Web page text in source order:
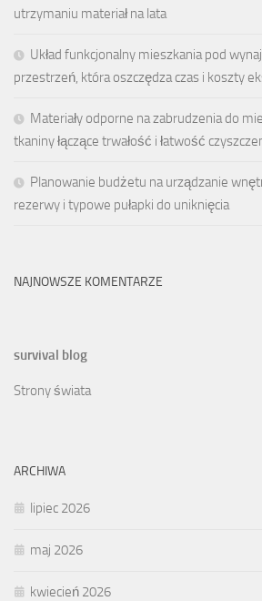
utrzymaniu materiał na lata
Układ funkcjonalny mieszkania pod
przestrzeń, która oszczędza czas i koszty
Materiały odporne na zabrudzenia do
tkaniny łączące trwałość i łatwość
Planowanie budżetu na urządzanie
rezerwy i typowe pułapki do uniknięcia
NAJNOWSZE KOMENTARZE
survival blog
Strony świata
ARCHIWA
lipiec 2026
maj 2026
kwiecień 2026